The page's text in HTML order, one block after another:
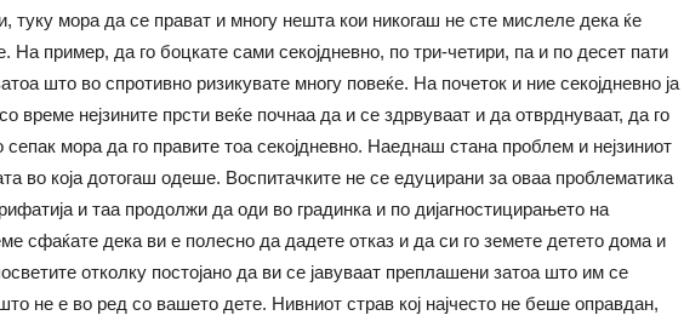
туку мора да се прават и многу нешта кои никогаш не сте мислеле дека ќе
На пример, да го боцкате сами секојдневно, по три-четири, па и по десет пати
што во спротивно ризикувате многу повеќе. На почеток и ние секојдневно ја
време нејзините прсти веќе почнаа да и се здрвуваат и да отврднуваат, да го
сепак мора да го правите тоа секојдневно. Наеднаш стана проблем и нејзиниот
во која дотогаш одеше. Воспитачките не се едуцирани за оваа проблематика
и таа продолжи да оди во градинка и по дијагностицирањето на
сфаќате дека ви е полесно да дадете отказ и да си го земете детето дома и
отколку постојано да ви се јавуваат преплашени затоа што им се
не е во ред со вашето дете. Нивниот страв кој најчесто не беше оправдан,